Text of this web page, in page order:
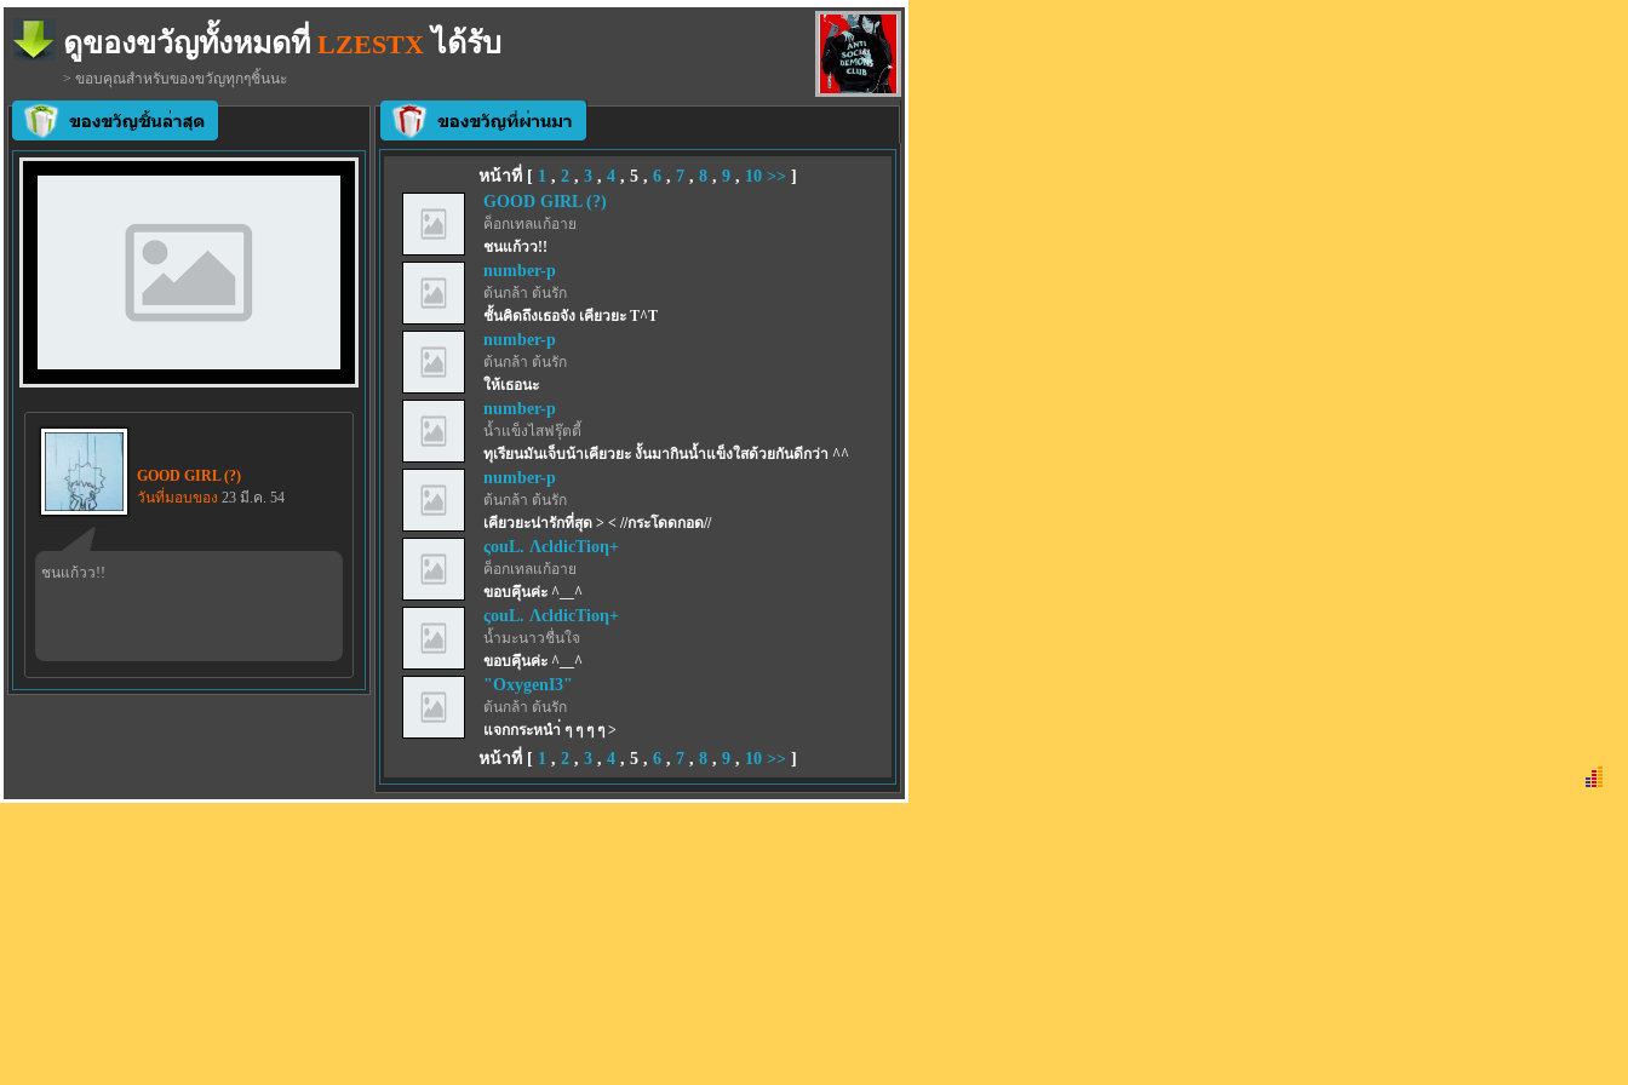
ดูของขวัญทั้งหมดที่ LZESTX ได้รับ
> ขอบคุณสำหรับของขวัญทุกๆชิ้นนะ
GOOD GIRL (?)
วันที่มอบของ 23 มี.ค. 54
ชนแก้วว!!
หน้าที่ [ 1 , 2 , 3 , 4 , 5 , 6 , 7 , 8 , 9 , 10 >> ]
GOOD GIRL (?)
ค็อกเทลแก้อาย
ชนแก้วว!!
number-p
ต้นกล้า ต้นรัก
ชั้นคิดถึงเธอจัง เคียวยะ T^T
number-p
ต้นกล้า ต้นรัก
ให้เธอนะ
number-p
น้ำแข็งไสฟรุ๊ตตี้
ทุเรียนมันเจ็บน้าเคียวยะ งั้นมากินน้ำแข็งใสด้วยกันดีกว่า ^^
number-p
ต้นกล้า ต้นรัก
เคียวยะน่ารักที่สุด > < //กระโดดกอด//
ςouL. ΛcldicTioη+
ค็อกเทลแก้อาย
ขอบคุึนค่ะ ^__^
ςouL. ΛcldicTioη+
น้ำมะนาวชื่นใจ
ขอบคุึนค่ะ ^__^
"OxygenI3"
ต้นกล้า ต้นรัก
แจกกระหนำ่ ๆ ๆ ๆ ๆ >
หน้าที่ [ 1 , 2 , 3 , 4 , 5 , 6 , 7 , 8 , 9 , 10 >> ]